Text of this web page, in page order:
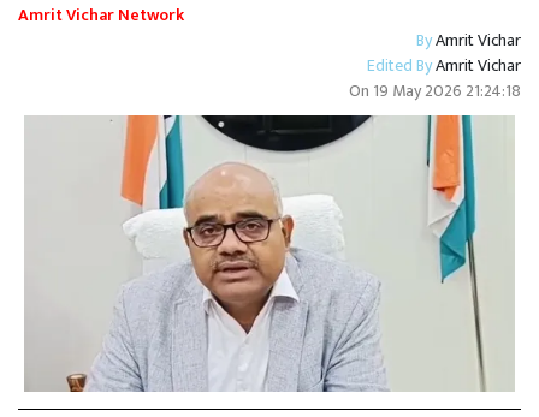
Amrit Vichar Network
ByAmrit Vichar
Edited ByAmrit Vichar
On 19 May 2026 21:24:18